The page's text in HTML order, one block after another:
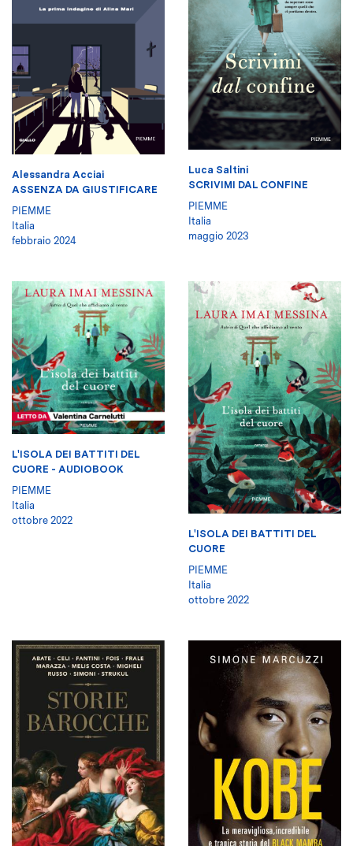
Alessandra Acciai
ASSENZA DA GIUSTIFICARE
PIEMME
Italia
febbraio 2024
Luca Saltini
SCRIVIMI DAL CONFINE
PIEMME
Italia
maggio 2023
L'ISOLA DEI BATTITI DEL
CUORE - AUDIOBOOK
PIEMME
Italia
ottobre 2022
L'ISOLA DEI BATTITI DEL
CUORE
PIEMME
Italia
ottobre 2022